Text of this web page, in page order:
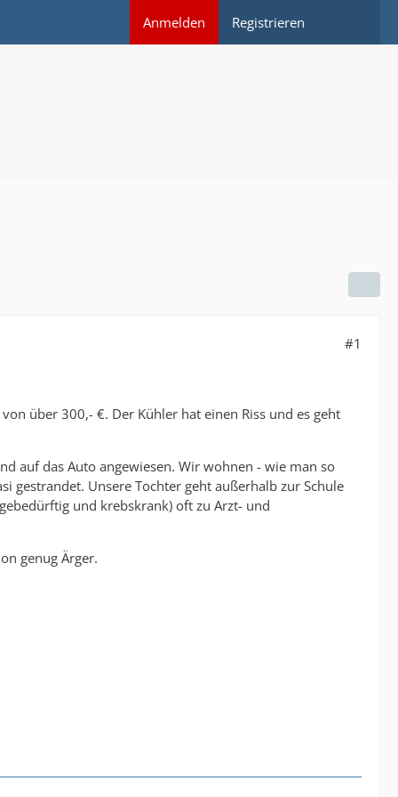
Anmelden Registrieren
#1
über 300,- €. Der Kühler hat einen Riss und es geht
auf das Auto angewiesen. Wir wohnen - wie man so
gestrandet. Unsere Tochter geht außerhalb zur Schule
und krebskrank) oft zu Arzt- und
genug Ärger.